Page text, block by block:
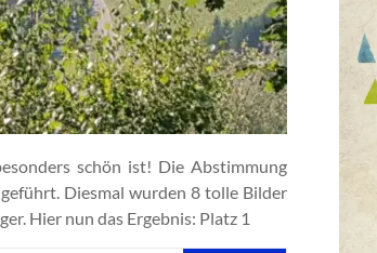
schön ist! Die Abstimmung
Diesmal wurden 8 tolle Bilder
Hier nun das Ergebnis: Platz 1